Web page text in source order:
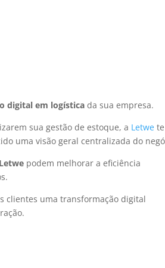
digital em logística da sua empresa.
sua gestão de estoque, a Letwe
uma visão geral centralizada do
Letwe podem melhorar a eficiência
clientes uma transformação digital